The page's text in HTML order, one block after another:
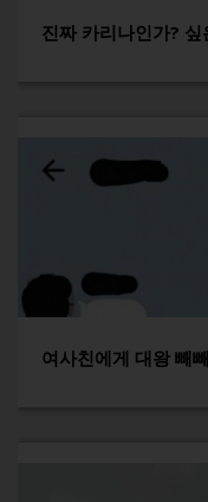
진짜 카리나인가? 싶
여사친에게 대왕 빼